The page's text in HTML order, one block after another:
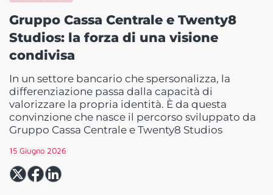
Gruppo Cassa Centrale e Twenty8
Studios: la forza di una visione
condivisa
In un settore bancario che spersonalizza, la
differenziazione passa dalla capacità di
valorizzare la propria identità. È da questa
convinzione che nasce il percorso sviluppato da
Gruppo Cassa Centrale e Twenty8 Studios
15 Giugno 2026